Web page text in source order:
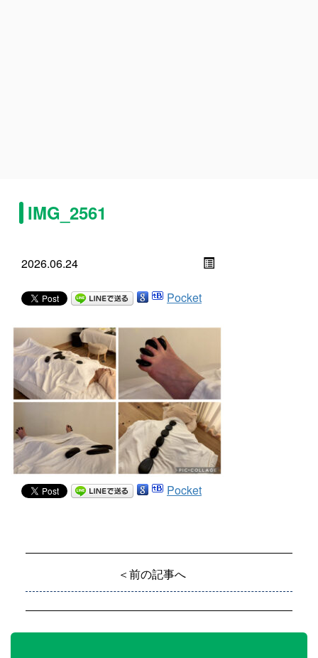
IMG_2561
2026.06.24
Pocket
Pocket
＜前の記事へ